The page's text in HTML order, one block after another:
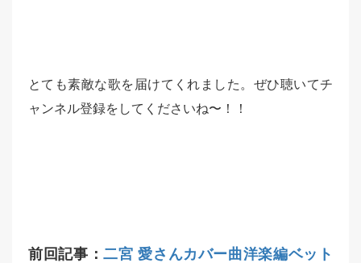
とても素敵な歌を届けてくれました。ぜひ聴いてチ
ャンネル登録をしてくださいね〜！！
前回記事：二宮 愛さんカバー曲洋楽編ベット